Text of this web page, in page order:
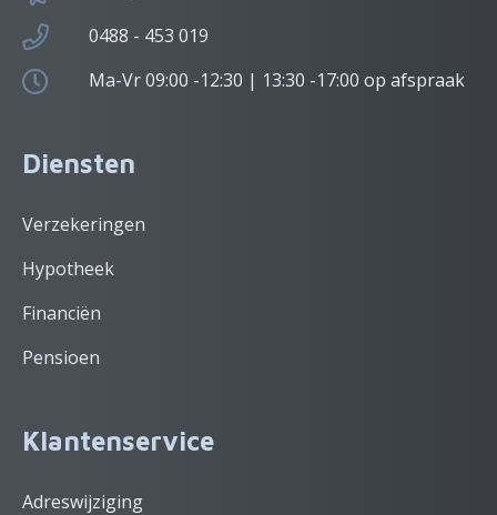
0488 - 453 019
Ma-Vr 09:00 -12:30 | 13:30 -17:00 op afspraak
Diensten
Verzekeringen
Hypotheek
Financiën
Pensioen
Klantenservice
Adreswijziging